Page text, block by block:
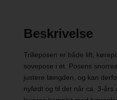
Beskrivelse
Trilleposen er både lift,
sovepose i ét. Posens
justere længden, og kan
nyfødt og til det når ca. 3-års